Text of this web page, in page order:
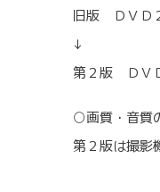
旧版 ＤＶＤ
↓
第２版 ＤＶ
○画質・音質
第２版は撮影